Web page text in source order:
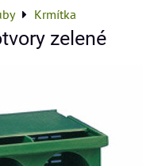
Krmítka
zelené